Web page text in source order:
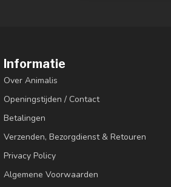
Informatie
Over Animalis
Openingstijden / Contact
Betalingen
Verzenden, Bezorgdienst & Retouren
Privacy Policy
Algemene Voorwaarden